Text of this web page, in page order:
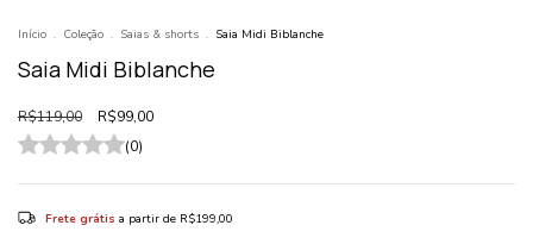
Início . Coleção . Saias & shorts . Saia Midi Biblanche
Saia Midi Biblanche
R$119,00
R$99,00
(0)
Frete grátis a partir de R$199,00